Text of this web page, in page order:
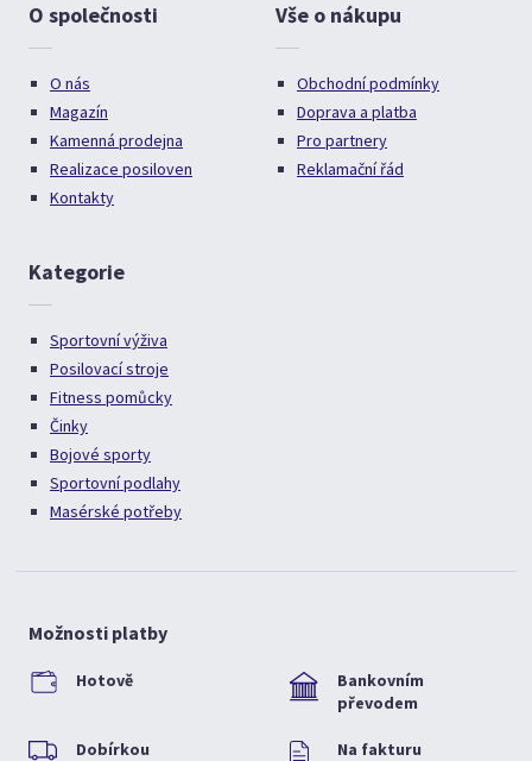
O společnosti
O nás
Magazín
Kamenná prodejna
Realizace posiloven
Kontakty
Vše o nákupu
Obchodní podmínky
Doprava a platba
Pro partnery
Reklamační řád
Kategorie
Sportovní výživa
Posilovací stroje
Fitness pomůcky
Činky
Bojové sporty
Sportovní podlahy
Masérské potřeby
Možnosti platby
Hotově
Bankovním
převodem
Dobírkou Na fakturu